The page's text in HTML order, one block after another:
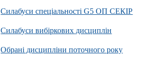
Силабуси спеціальності G5 ОП СЕКІР
Силабуси вибіркових дисциплін
Обрані дисципліни поточного року